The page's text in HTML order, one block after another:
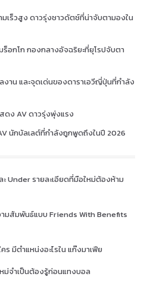
มเร็วสูง ดาวรุ่งชาวดัตช์ที่น่าจับตามองใน
อกโก กองกลางอัจฉริยะที่ยุโรปจับตา
งาน และจุดเด่นของดาราเอวีญี่ปุ่นที่กำลัง
สดง AV ดาวรุ่งพุ่งแรง
นักบัลเลต์ที่กำลังถูกพูดถึงในปี 2026
Under รายละเอียดที่มือใหม่ต้องห้าม
ามสัมพันธ์แบบ Friends With Benefits
มีตำแหน่งอะไรใน แก๊งมาเฟีย
ม่จำเป็นต้องรู้ก่อนแทงบอล